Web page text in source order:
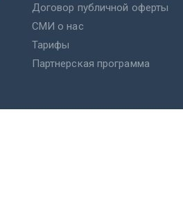
Договор публичной оферты
СМИ о нас
Тарифы
Партнерская программа